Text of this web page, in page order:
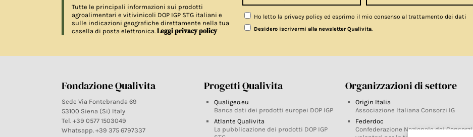
Tutte le principali informazioni sui prodotti
agroalimentari e vitivinicoli DOP IGP STG italiani e
sulle indicazioni geografiche direttamente nella tua
casella di posta elettronica. Leggi privacy policy
Ho letto la privacy policy ed esprimo il mio consenso al trattamento dei dati
Desidero iscrivermi alla newsletter Qualivita
Fondazione Qualivita
Sede Via Fontebranda 69
53100 Siena (Si) Italy
Tel. +39 0577 1503049
Whatsapp. +39 375 6797337
Progetti Qualivita
Qualigeo.eu
Banca dati dei prodotti europei DOP IGP
Atlante Qualivita
La pubblicazione dei prodotti DOP IGP
Organizzazioni di settore
Origin Italia
Associazione Italiana Consorzi IG
Federdoc
Confederazione Nazionale dei Consorzi